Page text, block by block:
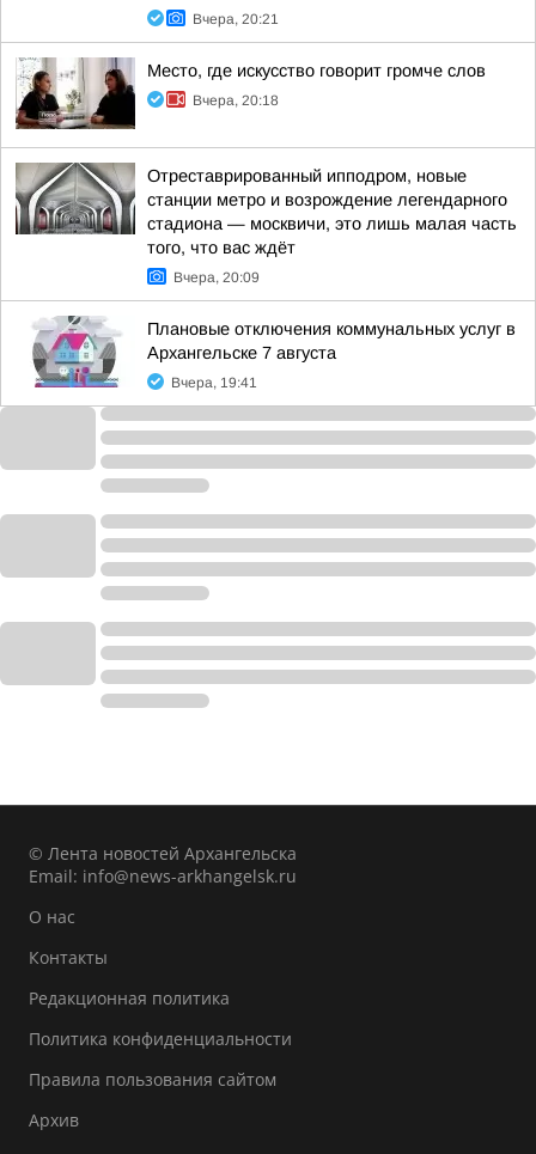
Вчера, 20:21
Место, где искусство говорит громче слов
Вчера, 20:18
Отреставрированный ипподром, новые
станции метро и возрождение легендарного
стадиона — москвичи, это лишь малая часть
того, что вас ждёт
Вчера, 20:09
Плановые отключения коммунальных услуг в
Архангельске 7 августа
Вчера, 19:41
© Лента новостей Архангельска
Email: info@news-arkhangelsk.ru
О нас
Контакты
Редакционная политика
Политика конфиденциальности
Правила пользования сайтом
Архив